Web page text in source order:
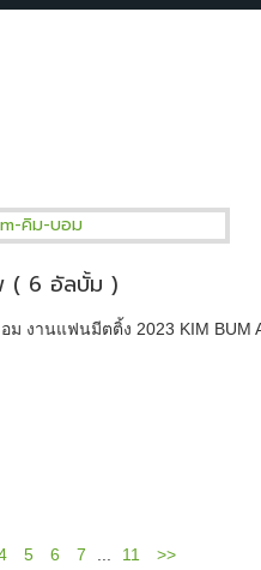
( 6 อัลบั้ม )
ม งานแฟนมีตติ้ง 2023 KIM BUM
5 6 7 11 >>